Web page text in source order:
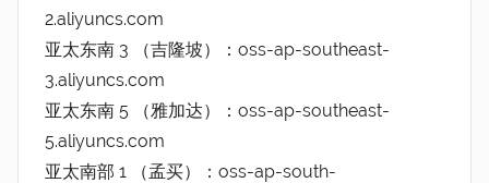
2.aliyuncs.com
亚太东南 3 （吉隆坡）：oss-ap-southeast-
3.aliyuncs.com
亚太东南 5 （雅加达）：oss-ap-southeast-
5.aliyuncs.com
亚太南部 1 （孟买）：oss-ap-south-